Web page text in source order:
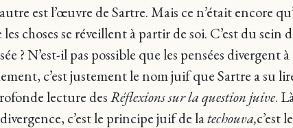
est l’œuvre de Sartre. Mais ce n’était encore
choses se réveillent à partir de soi. C’est du sein
? N’est-il pas possible que les pensées
c’est justement le nom juif que Sartre a su
lecture desRéflexions sur la question juive.
c’est le principe juif de latechouva,c’est